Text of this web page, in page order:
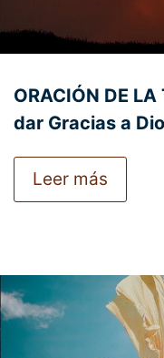
ORACIÓN DE
dar Gracias a
Leer más